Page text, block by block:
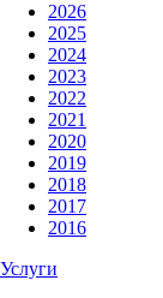
2026
2025
2024
2023
2022
2021
2020
2019
2018
2017
2016
Услуги